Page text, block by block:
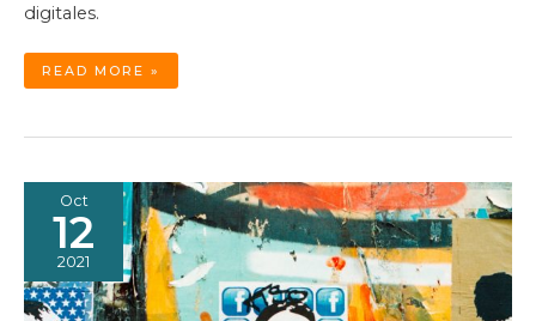
digitales.
“PLATAFORMAS
DIGITALES
DEBEN
READ MORE »
Oct
12
2021